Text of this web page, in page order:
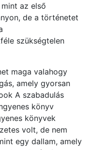
az első
de a történetet
szükségtelen
maga valahogy
amely gyorsan
A szabadulás
könyv
könyvek
volt, de nem
egy dallam, amely